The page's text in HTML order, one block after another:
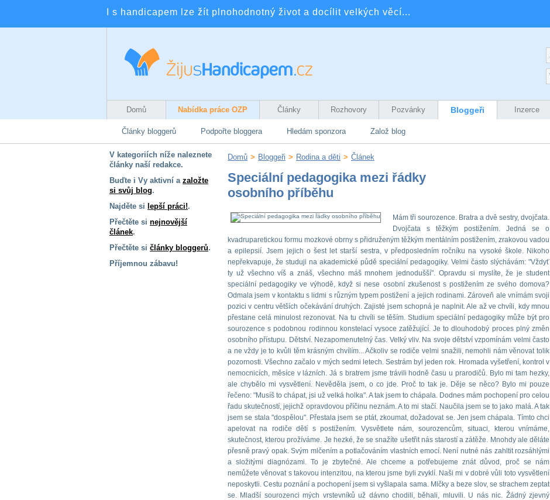
I s handicapem lze žít plnohodnotný život a docílit velkých věcí...
Domů Nabídka práce OZP Články Rozhovory Pozvánky Bloggeři Inzerce
Články bloggerů Podpořte bloggera Hledám sponzora Založ blog
V kategoriích níže naleznete
články naší redakce.
Buďte i Vy aktivní a založte
si svůj blog.
Najděte si lepší práci!.
Přečtěte si nejnovější
článek.
Přečtěte si články bloggerů.
Příjemnou zábavu!
Domů > Bloggeři > Rodina a děti > Článek
Speciální pedagogika mezi řádky
osobního příběhu
Mám tři sourozence. Bratra a dvě sestry, dvojčata.
Dvojčata s těžkým postižením. Jedná se o
kvadruparetickou formu mozkové obrny s přidruženým těžkým mentálním postižením, zrakovou vadou
a epilepsií. Jsem jejich o šest let starší sestra, v předposledním ročníku na vysoké škole. Nikoho
nepřekvapuje, že studuji na akademické půdě speciální pedagogiky. Velmi často slýchávám: "Vždyť
ty už všechno víš a znáš, všechno máš mnohem jednodušší". Opravdu si myslíte, že je student
speciální pedagogiky ve výhodě, když si nese osobní zkušenost s postižením ze svého domova?
Odmala jsem v kontaktu s lidmi s různým typem postižení a jejich rodinami. Zároveň ale vnímám svoji
pozici v centru větších očekávání druhých. Zajisté jsem schopná je naplnit. Ale až ve chvíli, kdy mnou
přestane celá minulost rezonovat. Na tu chvíli se těším. Studium speciální pedagogiky může být pro
sourozence s podobnou rodinnou konstelací vysoce zatěžující. Je to dlouhodobý proces plný změn
osobního přístupu. Dětství. Nezapomenutelný čas. Velký vliv. Na svoje dětství vzpomínám velmi často
a ne vždy je to kvůli těm krásným chvílím... Ačkoliv se rodiče velmi snažili, nemohli nám věnovat tolik
pozornosti. Všechno začalo v mých sedmi letech. Sestrám byl jeden rok. Hromada vyšetření, kontrol v
nemocnicích, měsíce v lázních. Já s bratrem jsme trávili hodně času u prarodičů. Bylo mi tam hezky,
ale chybělo mi vysvětlení. Nevěděla jsem, o co jde. Proč to tak je. Děje se něco? Bylo mi pouze
řečeno: "Musíš to chápat, jsi už velká holka". A tak jsem to chápala. Dodnes mám pochopení pro celou
řadu skutečností, jejichž opravdovou příčinu neznám. A to mi stačí. Naučila jsem se to jako malá. A tak
jsem se stala "dospělou". Přestala jsem se ptát, zkoumat, dožadovat se. Jen jsem chápala. Tímto chci
apelovat na rodiče dětí s postižením. Vysvětlete nám, sourozencům, situaci, kterou vnímáme,
skutečnost, kterou prožíváme. Je hezké, že se snažíte ušetřit nás starostí a zátěže. Mnohdy ale děláte
přesně pravý opak. Svým mlčením a potlačováním vlastních emocí. Není nutné nás zahltit rozsáhlými
a složitými diagnózami. To je zbytečné. Ale chceme a potřebujeme znát důvod, proč se nám
nemůžete věnovat s takovou intenzitou, na kterou jsme byli zvyklí. Naši mi v dobré vůli toto vysvětlení
neposkytli. Cestu poznání a pochopení jsem si vyšlapala sama. Mlčky a beze slov, se strachem zeptat
se. Mladší sourozenci mých vrstevníků už dávno chodili, běhali, mluvili. U nás nic. Žádný zjevný